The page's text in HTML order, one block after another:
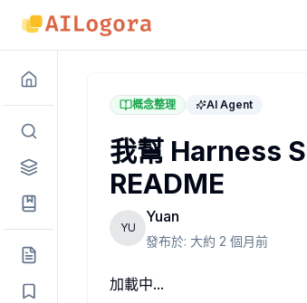
大家好，我是韓國開發者 Yuan。因
Harness Starter Kit 是一套給 AI
核心概念是：
Harness = Instructions +
簡單說，就是讓 repository 本身變得
它包含：
decision / failure memory
概念整理 AI Agent
我幫 Harness
README
YU
Yuan
發布於: 大約 2 個月前
加載中...